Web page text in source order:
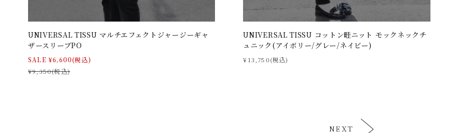
UNIVERSAL TISSU マルチエフェクトジャージーギャ
ザースリーブPO
SALE ¥6,600(税込)
¥9,350(税込)
UNIVERSAL TISSU コットン畦ニット モックネックチ
ュニック(アイボリー/グレー/ネイビー)
¥13,750(税込)
NEXT